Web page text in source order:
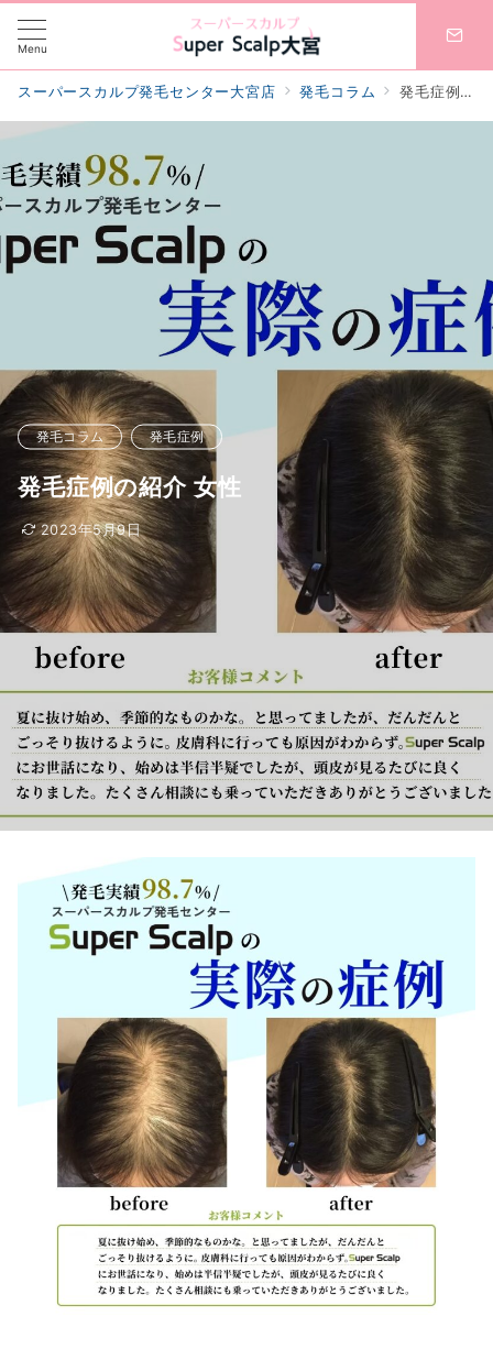
Menu
スーパースカルプ発毛センター大宮店 発毛コラム 発毛症例の紹介 女性
発毛コラム 発毛症例
発毛症例の紹介 女性
2023年5月9日